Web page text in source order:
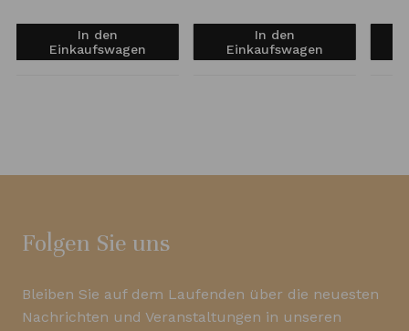
In den
Einkaufswagen
In den
Einkaufswagen
Folgen Sie uns
Bleiben Sie auf dem Laufenden über die neuesten
Nachrichten und Veranstaltungen in unseren